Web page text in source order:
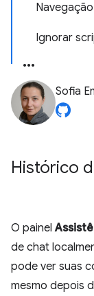
Ignorar
Sofia
Histórico
O painel
de chat
pode ver suas
mesmo depois